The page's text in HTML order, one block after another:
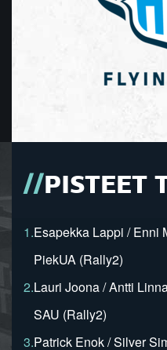
PISTEET
1.Esapekka Lappi / Enni
PiekUA (Rally2)
2.Lauri Joona / Antti
SAU (Rally2)
3.Patrick Enok / Silver